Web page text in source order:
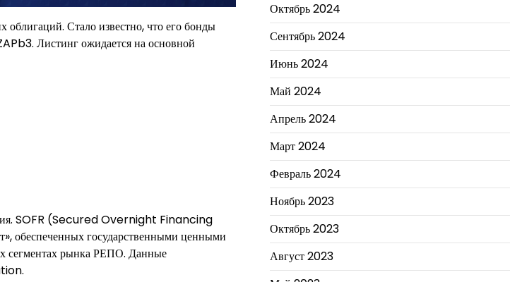
Стало известно, что его бонды
Листинг ожидается на основной
SOFR (Secured Overnight Financing
обеспеченных государственными ценными
сегментах рынка РЕПО. Данные
Октябрь 2024
Сентябрь 2024
Июнь 2024
Май 2024
Апрель 2024
Март 2024
Февраль 2024
Ноябрь 2023
Октябрь 2023
Август 2023